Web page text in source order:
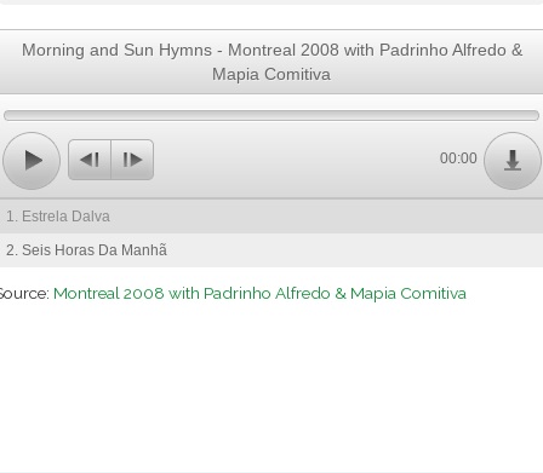
Morning and Sun Hymns - Montreal 2008 with Padrinho Alfredo &
Mapia Comitiva
00:00
1. Estrela Dalva
2. Seis Horas Da Manhã
Montreal 2008 with Padrinho Alfredo & Mapia Comitiva